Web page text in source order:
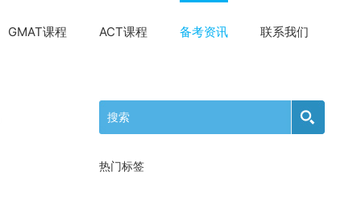
GMAT课程 ACT课程 备考资讯 联系我们
热门标签